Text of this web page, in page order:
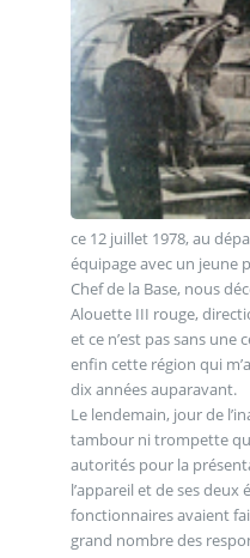
ce 12 juillet 1978, au
équipage avec un jeune
Chef de la Base, nous
Alouette III rouge,
et ce n’est pas sans
enfin cette région qui
dix années auparavant.
Le lendemain, jour de
tambour ni trompette
autorités pour la
l’appareil et de ses
fonctionnaires avaient
grand nombre des